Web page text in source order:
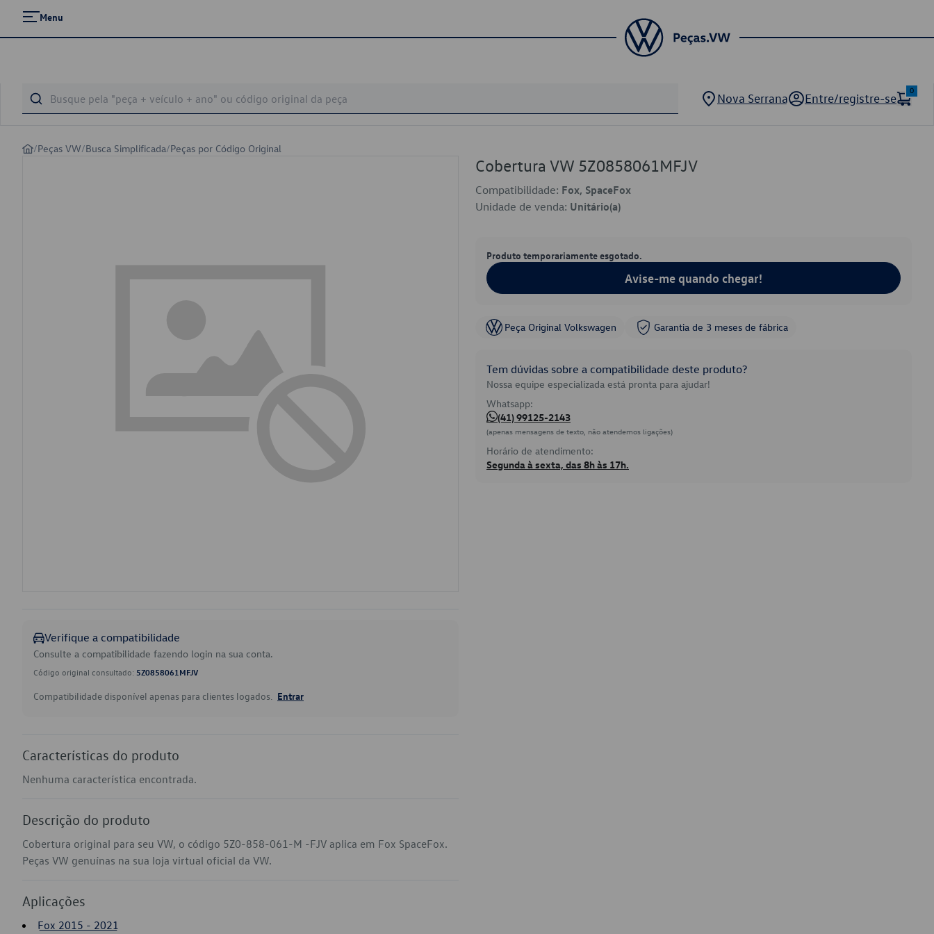
Menu
Nova Serrana Entre/registre-se
0
/Peças VW/Busca Simplificada/Peças por Código Original
Verifique a compatibilidade
Consulte a compatibilidade fazendo login na sua conta.
Código original consultado: 5Z0858061MFJV
Compatibilidade disponível apenas para clientes logados. Entrar
Características do produto
Nenhuma característica encontrada.
Descrição do produto
Cobertura original para seu VW, o código 5Z0-858-061-M -FJV aplica em Fox SpaceFox.
Peças VW genuínas na sua loja virtual oficial da VW.
Aplicações
Fox 2015 - 2021
Cobertura VW 5Z0858061MFJV
Compatibilidade: Fox, SpaceFox
Unidade de venda: Unitário(a)
Produto temporariamente esgotado.
Avise-me quando chegar!
Peça Original Volkswagen Garantia de 3 meses de fábrica
Tem dúvidas sobre a compatibilidade deste produto?
Nossa equipe especializada está pronta para ajudar!
Whatsapp:
(41) 99125-2143
(apenas mensagens de texto, não atendemos ligações)
Horário de atendimento:
Segunda à sexta, das 8h às 17h.